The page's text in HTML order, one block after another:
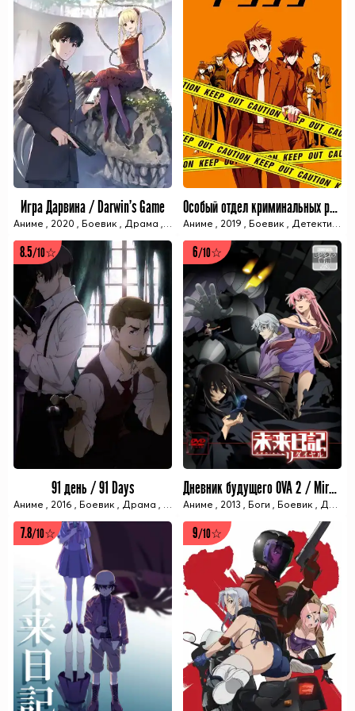
11 ИЗ 11 СЕРИЙ
Игра Дарвина / Darwin's Game
Аниме , 2020 , Боевик , Драма , Королевская битва,Приключения ,
12 ИЗ 12 СЕРИЙ
Особый отдел криминальных расследований: Токунана / Keishichou Tokumu Bu Tokushu Kyouakuhan Taisaku Shitsu Dai Nana Ka: Tokunana
Аниме , 2019 , Боевик , Детектив ,
8.5/10☆
91 день / 91 Days
Аниме , 2016 , Боевик , Драма , Приключения,Летний сезон,Anidub
6/10☆
1 ИЗ 1 СЕРИЙ
Дневник будущего OVA 2 / Mirai Nikki Redial: Data Ikou
Аниме , 2013 , Боги , Боевик , Драма
7.8/10☆ 9/10☆